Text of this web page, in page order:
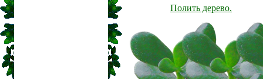
Полить дерево.